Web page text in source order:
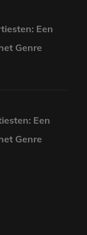
Een
Genre
Een
Genre